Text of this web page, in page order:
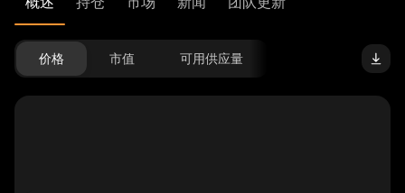
价格 市值 可用供应量